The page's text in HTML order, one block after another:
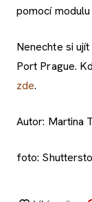
pomocí
Nenechte si
Port Prague.
zde.
Autor: Martina
foto: